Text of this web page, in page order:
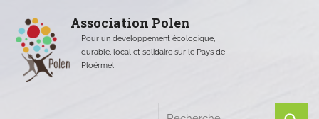
contenu
Association Polen
Pour un développement écologique,
durable, local et solidaire sur le Pays de
Ploërmel
Recherche